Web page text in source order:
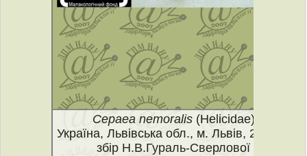
Cepaea nemoralis(Helicidae)
Україна, Львівська обл., м. Львів, 2019 р.
збір Н.В.Гураль-Сверлової